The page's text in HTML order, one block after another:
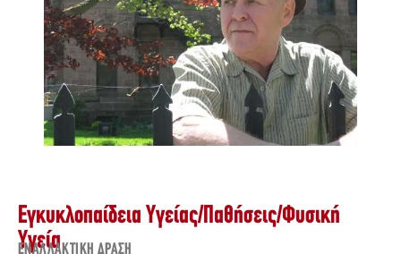
Εγκυκλοπαίδεια Υγείας/Παθήσεις/Φυσική
Υγεία
ΕΝΑΛΛΑΚΤΙΚΉ ΔΡΆΣΗ